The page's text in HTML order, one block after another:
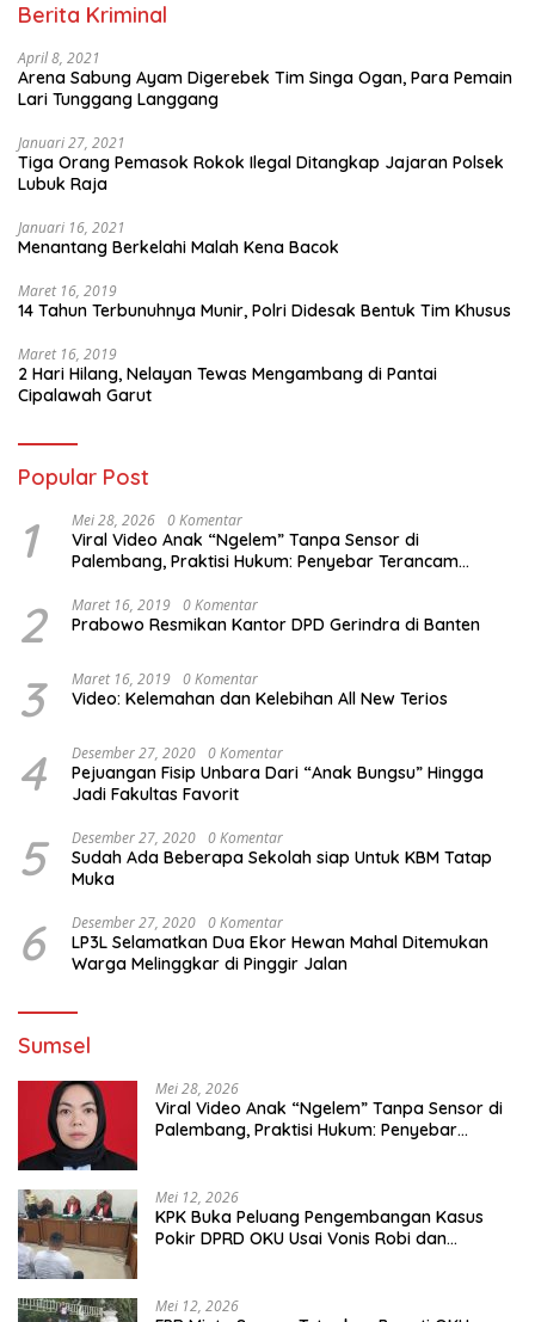
Berita Kriminal
April 8, 2021
Arena Sabung Ayam Digerebek Tim Singa Ogan, Para Pemain
Lari Tunggang Langgang
Januari 27, 2021
Tiga Orang Pemasok Rokok Ilegal Ditangkap Jajaran Polsek
Lubuk Raja
Januari 16, 2021
Menantang Berkelahi Malah Kena Bacok
Maret 16, 2019
14 Tahun Terbunuhnya Munir, Polri Didesak Bentuk Tim Khusus
Maret 16, 2019
2 Hari Hilang, Nelayan Tewas Mengambang di Pantai
Cipalawah Garut
Popular Post
1 Mei 28, 2026 0 Komentar
Viral Video Anak “Ngelem” Tanpa Sensor di
Palembang, Praktisi Hukum: Penyebar Terancam
2 Maret 16, 2019 0 Komentar
Prabowo Resmikan Kantor DPD Gerindra di Banten
3 Maret 16, 2019 0 Komentar
Video: Kelemahan dan Kelebihan All New Terios
4 Desember 27, 2020 0 Komentar
Pejuangan Fisip Unbara Dari “Anak Bungsu” Hingga
Jadi Fakultas Favorit
5 Desember 27, 2020 0 Komentar
Sudah Ada Beberapa Sekolah siap Untuk KBM Tatap
Muka
6 Desember 27, 2020 0 Komentar
LP3L Selamatkan Dua Ekor Hewan Mahal Ditemukan
Warga Melinggkar di Pinggir Jalan
Sumsel
Mei 28, 2026
Viral Video Anak “Ngelem” Tanpa Sensor di
Palembang, Praktisi Hukum: Penyebar
Mei 12, 2026
KPK Buka Peluang Pengembangan Kasus
Pokir DPRD OKU Usai Vonis Robi dan
Mei 12, 2026